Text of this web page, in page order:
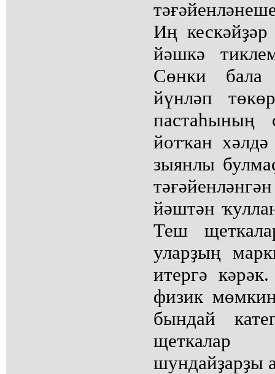
Иң
йәшкә
Сөнки
йүнләп
пастаһының
йотҡан
зыянлы
йәштән
Теш
уларҙың
итергә
физик
бындай
щеткалар
шундайҙарҙы